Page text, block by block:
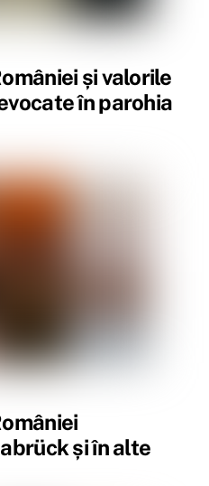
și valorile
în parohia
și în alte